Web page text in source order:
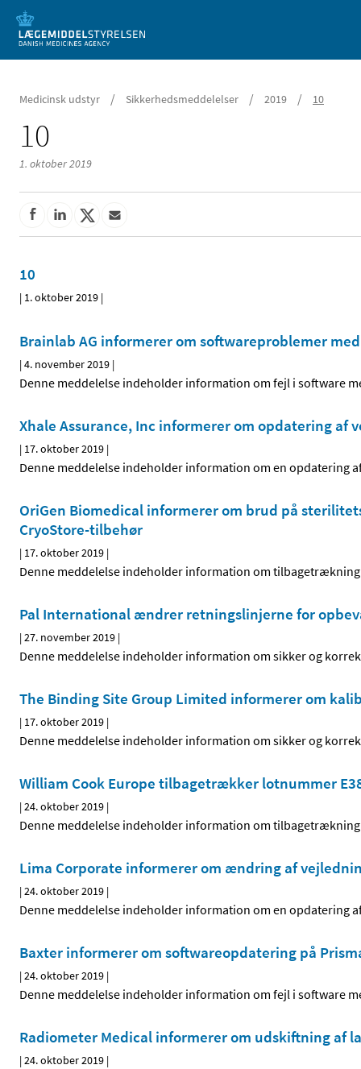
Mobil visning
Medicinsk udstyr / Sikkerhedsmeddelelser / 2019 / 10
10
1. oktober 2019
10
| 1. oktober 2019 |
Brainlab AG informerer om softwareproblemer
|4. november 2019 |
Denne meddelelse indeholder information om fejl i software
Xhale Assurance, Inc informerer om opdatering af
| 17. oktober 2019 |
Denne meddelelse indeholder information om en opdatering
OriGen Biomedical informerer om brud på
CryoStore-tilbehør
| 17. oktober 2019 |
Denne meddelelse indeholder information om
Pal International ændrer retningslinjerne for
|27. november 2019 |
Denne meddelelse indeholder information om sikker og
The Binding Site Group Limited informerer om
| 17. oktober 2019 |
Denne meddelelse indeholder information om sikker og
William Cook Europe tilbagetrækker lotnummer
|24. oktober 2019 |
Denne meddelelse indeholder information om
Lima Corporate informerer om ændring af
|24. oktober 2019 |
Denne meddelelse indeholder information om en opdatering
Baxter informerer om softwareopdatering på
|24. oktober 2019 |
Denne meddelelse indeholder information om fejl i software
Radiometer Medical informerer om udskiftning af
|24. oktober 2019 |